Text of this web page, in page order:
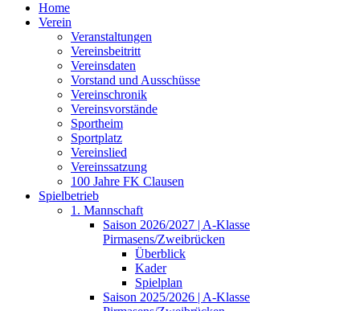
Home
Verein
Veranstaltungen
Vereinsbeitritt
Vereinsdaten
Vorstand und Ausschüsse
Vereinschronik
Vereinsvorstände
Sportheim
Sportplatz
Vereinslied
Vereinssatzung
100 Jahre FK Clausen
Spielbetrieb
1. Mannschaft
Saison 2026/2027 | A-Klasse
Pirmasens/Zweibrücken
Überblick
Kader
Spielplan
Saison 2025/2026 | A-Klasse